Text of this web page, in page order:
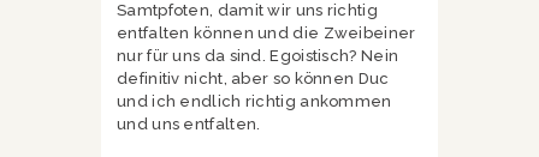
Samtpfoten, damit wir uns richtig
entfalten können und die Zweibeiner
nur für uns da sind. Egoistisch? Nein
definitiv nicht, aber so können Duc
und ich endlich richtig ankommen
und uns entfalten.